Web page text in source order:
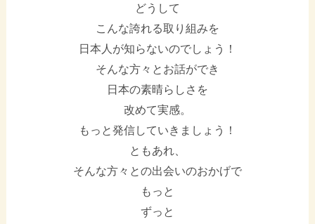
どうして
こんな誇れる取り組みを
日本人が知らないのでしょう！
そんな方々とお話ができ
日本の素晴らしさを
改めて実感。
もっと発信していきましょう！
ともあれ、
そんな方々との出会いのおかげで
もっと
ずっと